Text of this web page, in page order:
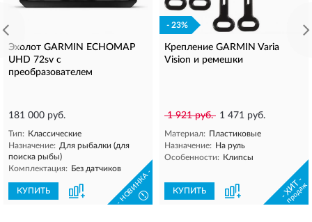
Эхолот GARMIN ECHOMAP
UHD 72sv с
преобразователем
181 000 руб.
Тип: Классические
Назначение: Для рыбалки (для
поиска рыбы)
Комплектация: Без датчиков
КУПИТЬ - НОВИНКА -
!
- 23%
Крепление GARMIN Varia
Vision и ремешки
1 921 руб. 1 471 руб.
Материал: Пластиковые
Назначение: На руль
Особенности: Клипсы
КУПИТЬ - ХИТ -
продаж